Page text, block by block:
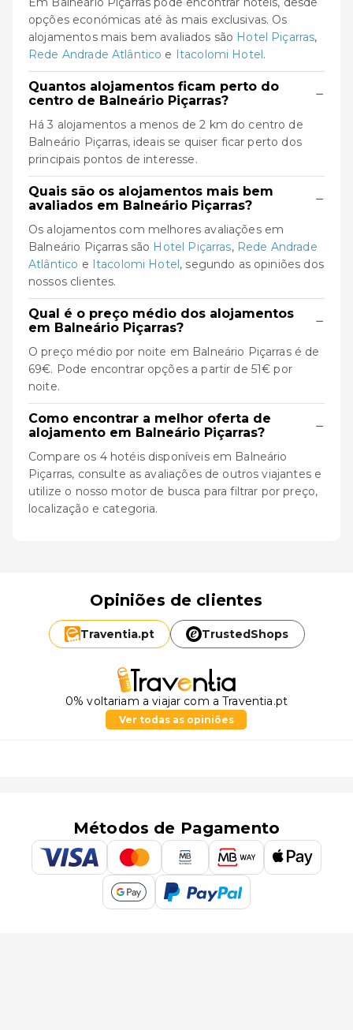
opções económicas até às mais exclusivas. Os
alojamentos mais bem avaliados são Hotel Piçarras,
Rede Andrade Atlântico e Itacolomi Hotel.
Quantos alojamentos ficam perto do
centro de Balneário Piçarras?
−
Há 3 alojamentos a menos de 2 km do centro de
Balneário Piçarras, ideais se quiser ficar perto dos
principais pontos de interesse.
Quais são os alojamentos mais bem
avaliados em Balneário Piçarras?
−
Os alojamentos com melhores avaliações em
Balneário Piçarras são Hotel Piçarras, Rede Andrade
Atlântico e Itacolomi Hotel, segundo as opiniões dos
nossos clientes.
Qual é o preço médio dos alojamentos
em Balneário Piçarras?
−
O preço médio por noite em Balneário Piçarras é de
69€. Pode encontrar opções a partir de 51€ por
noite.
Como encontrar a melhor oferta de
alojamento em Balneário Piçarras?
−
Compare os 4 hotéis disponíveis em Balneário
Piçarras, consulte as avaliações de outros viajantes e
utilize o nosso motor de busca para filtrar por preço,
localização e categoria.
Opiniões de clientes
Traventia.pt TrustedShops
0% voltariam a viajar com a Traventia.pt
Ver todas as opiniões
Métodos de Pagamento